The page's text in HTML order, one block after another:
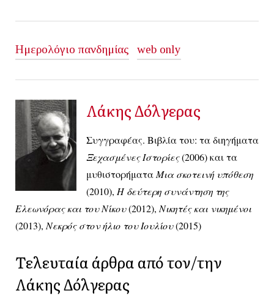
Ημερολόγιο πανδημίας web only
Λάκης Δόλγερας
Συγγραφέας. Βιβλία του: τα διηγήματα
Ξεχασμένες Ιστορίες(2006) και τα
μυθιστορήματαΜια σκοτεινή υπόθεση
(2010), Η δεύτερη συνάντηση της
Ελεωνόρας και του Νίκου(2012),Νικητές και νικημένοι
(2013),Νεκρός στον ήλιο του Ιουλίου(2015)
Τελευταία άρθρα από τον/την
Λάκης Δόλγερας